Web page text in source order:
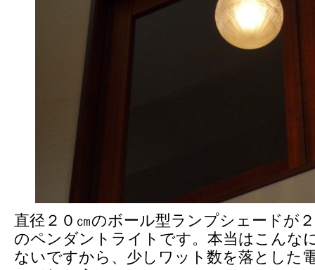
直径２０㎝のボール型ランプシェードが
のペンダントライトです。本当はこんな
ないですから、少しワット数を落とした